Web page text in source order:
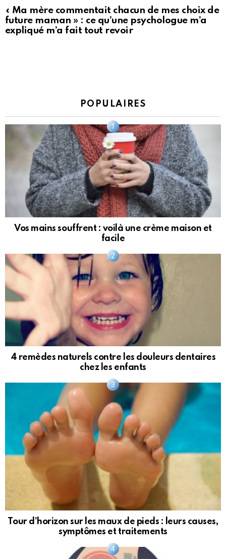
« Ma mère commentait chacun de mes choix de
future maman » : ce qu’une psychologue m’a
expliqué m’a fait tout revoir
POPULAIRES
Vos mains souffrent : voilà une crème maison et
facile
4 remèdes naturels contre les douleurs dentaires
chez les enfants
Tour d’horizon sur les maux de pieds : leurs causes,
symptômes et traitements